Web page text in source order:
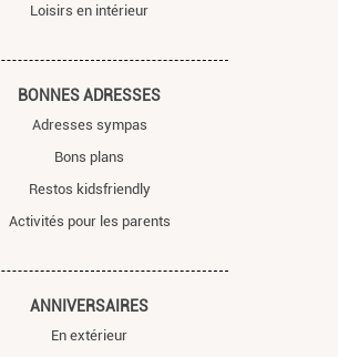
Loisirs en intérieur
BONNES ADRESSES
Adresses sympas
Bons plans
Restos kidsfriendly
Activités pour les parents
ANNIVERSAIRES
En extérieur